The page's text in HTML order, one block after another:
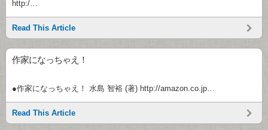
http:/…
Read This Article
作家になっちゃえ！
●作家になっちゃえ！ 水島 智裕 (著) http://amazon.co.jp…
Read This Article